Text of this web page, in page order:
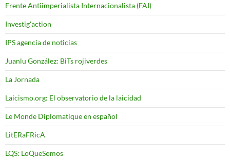
Frente Antiimperialista Internacionalista (FAI)
Investig'action
IPS agencia de noticias
Juanlu González: BiTs rojiverdes
La Jornada
Laicismo.org: El observatorio de la laicidad
Le Monde Diplomatique en español
LitERaFRicA
LQS: LoQueSomos